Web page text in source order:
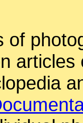
of
articles